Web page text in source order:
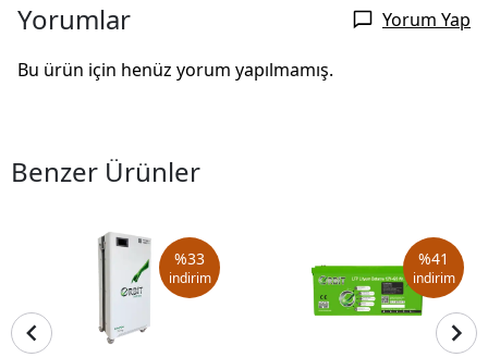
Yorumlar Yorum Yap
Bu ürün için henüz yorum yapılmamış.
Benzer Ürünler
%33
indirim
%41
indirim